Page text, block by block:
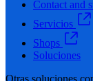
Contact and
Servicios
Shops
Soluciones
Otras soluciones